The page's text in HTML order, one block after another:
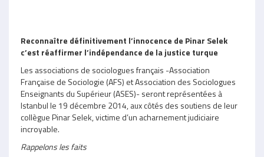
Reconnaître définitivement l’innocence de Pinar Selek
c’est réaffirmer l’indépendance de la justice turque
Les associations de sociologues français -Association
Française de Sociologie (AFS) et Association des Sociologues
Enseignants du Supérieur (ASES)- seront représentées à
Istanbul le 19 décembre 2014, aux côtés des soutiens de leur
collègue Pinar Selek, victime d’un acharnement judiciaire
incroyable.
Rappelons les faits